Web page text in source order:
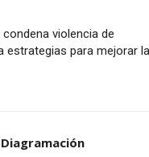
violencia de
estrategias para mejorar la
Diagramación